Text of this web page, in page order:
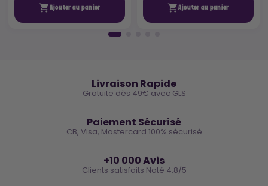
Ajouter au panier Ajouter au panier
Livraison Rapide
Gratuite dès 49€ avec GLS
Paiement Sécurisé
CB, Visa, Mastercard 100% sécurisé
+10 000 Avis
Clients satisfaits Noté 4.8/5